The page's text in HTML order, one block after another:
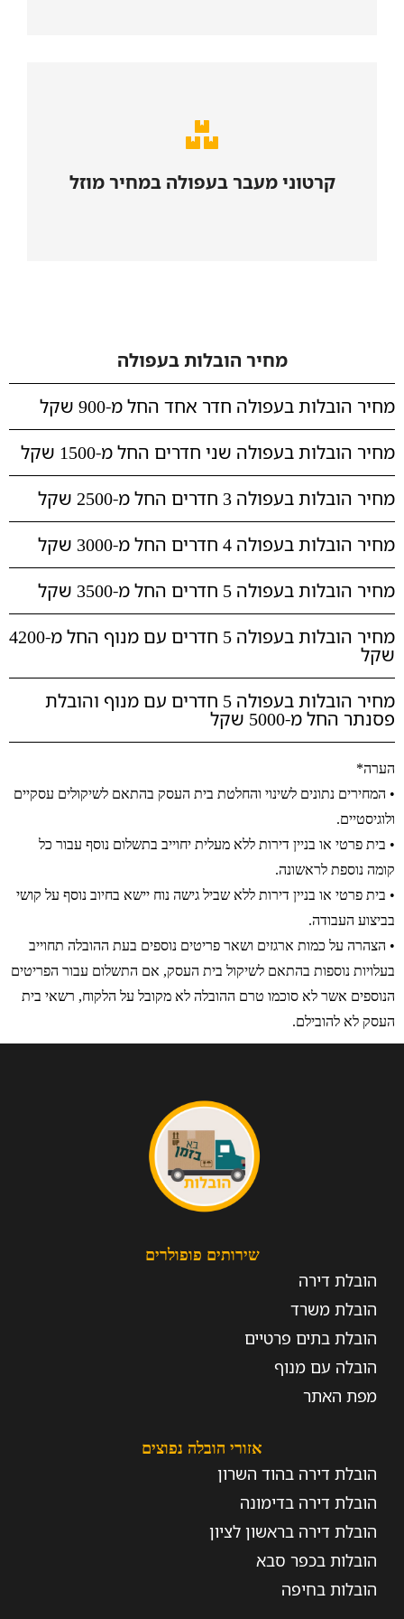
קרטוני מעבר בעפולה במחיר מוזל
נא לפנות למכירות
לחצו כאן
מחיר הובלות בעפולה
מחיר הובלות בעפולה חדר אחד החל מ-900 שקל
מחיר הובלות בעפולה שני חדרים החל מ-1500 שקל
מחיר הובלות בעפולה 3 חדרים החל מ-2500 שקל
מחיר הובלות בעפולה 4 חדרים החל מ-3000 שקל
מחיר הובלות בעפולה 5 חדרים החל מ-3500 שקל
מחיר הובלות בעפולה 5 חדרים עם מנוף החל מ-4200
שקל
מחיר הובלות בעפולה 5 חדרים עם מנוף והובלת
פסנתר החל מ-5000 שקל
הערה*
• המחירים נתונים לשינוי והחלטת בית העסק בהתאם לשיקולים עסקיים
ולוגיסטיים.
• בית פרטי או בניין דירות ללא מעלית יחוייב בתשלום נוסף עבור כל
קומה נוספת לראשונה.
• בית פרטי או בניין דירות ללא שביל גישה נוח יישא בחיוב נוסף על קושי
בביצוע העבודה.
• הצהרה על כמות ארגזים ושאר פריטים נוספים בעת ההובלה תחוייב
בעלויות נוספות בהתאם לשיקול בית העסק, אם התשלום עבור הפריטים
הנוספים אשר לא סוכמו טרם ההובלה לא מקובל על הלקוח, רשאי בית
העסק לא להובילם.
שירותים פופולרים
הובלת דירה
הובלת משרד
הובלת בתים פרטיים
הובלה עם מנוף
מפת האתר
אזורי הובלה נפוצים
הובלת דירה בהוד השרון
הובלת דירה בדימונה
הובלת דירה בראשון לציון
הובלות בכפר סבא
הובלות בחיפה